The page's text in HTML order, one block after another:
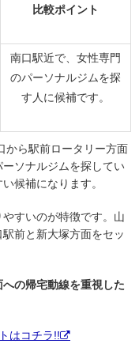
比較ポイント
南口駅近で、女性専門
のパーソナルジムを探
す人に候補です。
から駅前ロータリー方面
ソナルジムを探してい
候補になります。
すいのが特徴です。山
前と新大塚方面をセッ
の帰宅動線を重視した
はコチラ!!